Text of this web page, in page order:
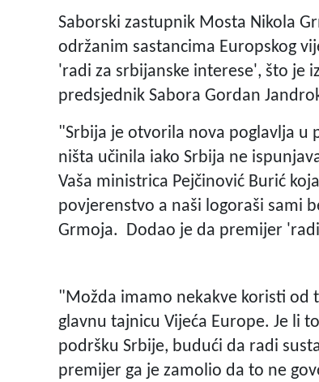
Saborski zastupnik Mosta Nikola
održanim sastancima Europskog
'radi za srbijanske interese', što je
predsjednik Sabora Gordan
"Srbija je otvorila nova poglavlja u
ništa učinila iako Srbija ne
Vaša ministrica Pejčinović Burić
povjerenstvo a naši logoraši sami
Grmoja. Dodao je da premijer
"Možda imamo nekakve koristi od
glavnu tajnicu Vijeća Europe. Je li
podršku Srbije, budući da radi
premijer ga je zamolio da to ne